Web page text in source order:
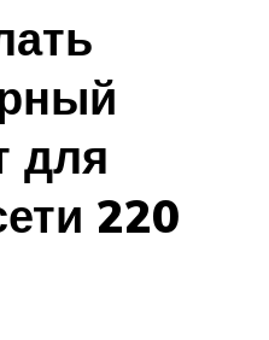
для
220